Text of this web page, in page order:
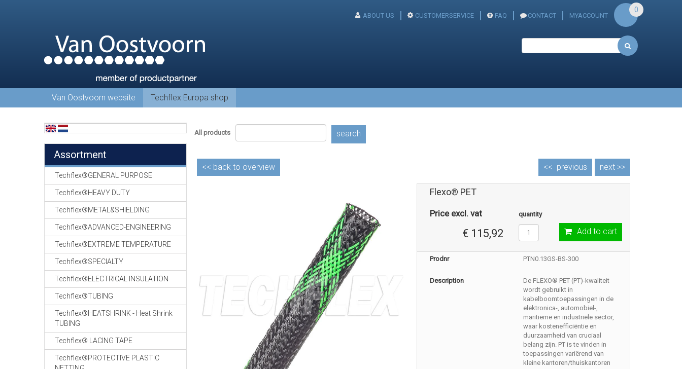
ABOUT US CUSTOMERSERVICE FAQ CONTACT MYACCOUNT
0
Van Oostvoorn website Techflex Europa shop
Assortment
Techflex®GENERAL PURPOSE
Techflex®HEAVY DUTY
Techflex®METAL&SHIELDING
Techflex®ADVANCED-ENGINEERING
Techflex®EXTREME TEMPERATURE
Techflex®SPECIALTY
Techflex®ELECTRICAL INSULATION
Techflex®TUBING
Techflex®HEATSHRINK - Heat Shrink
TUBING
Techflex® LACING TAPE
Techflex®PROTECTIVE PLASTIC
All products search
<< back to overview next >>
<< previous
Flexo® PET
Price excl. vat
€ 115,92
quantity
Add to cart
Prodnr PTN0.13GS-BS-300
Description
De FLEXO® PET (PT)-kwaliteit
wordt gebruikt in
kabelboomtoepassingen in de
elektronica-, automobiel-,
maritieme en industriële sector,
waar kostenefficiëntie en
duurzaamheid van cruciaal
belang zijn. PT is te vinden in
toepassingen variërend van
kleine kantoren/thuiskantoren